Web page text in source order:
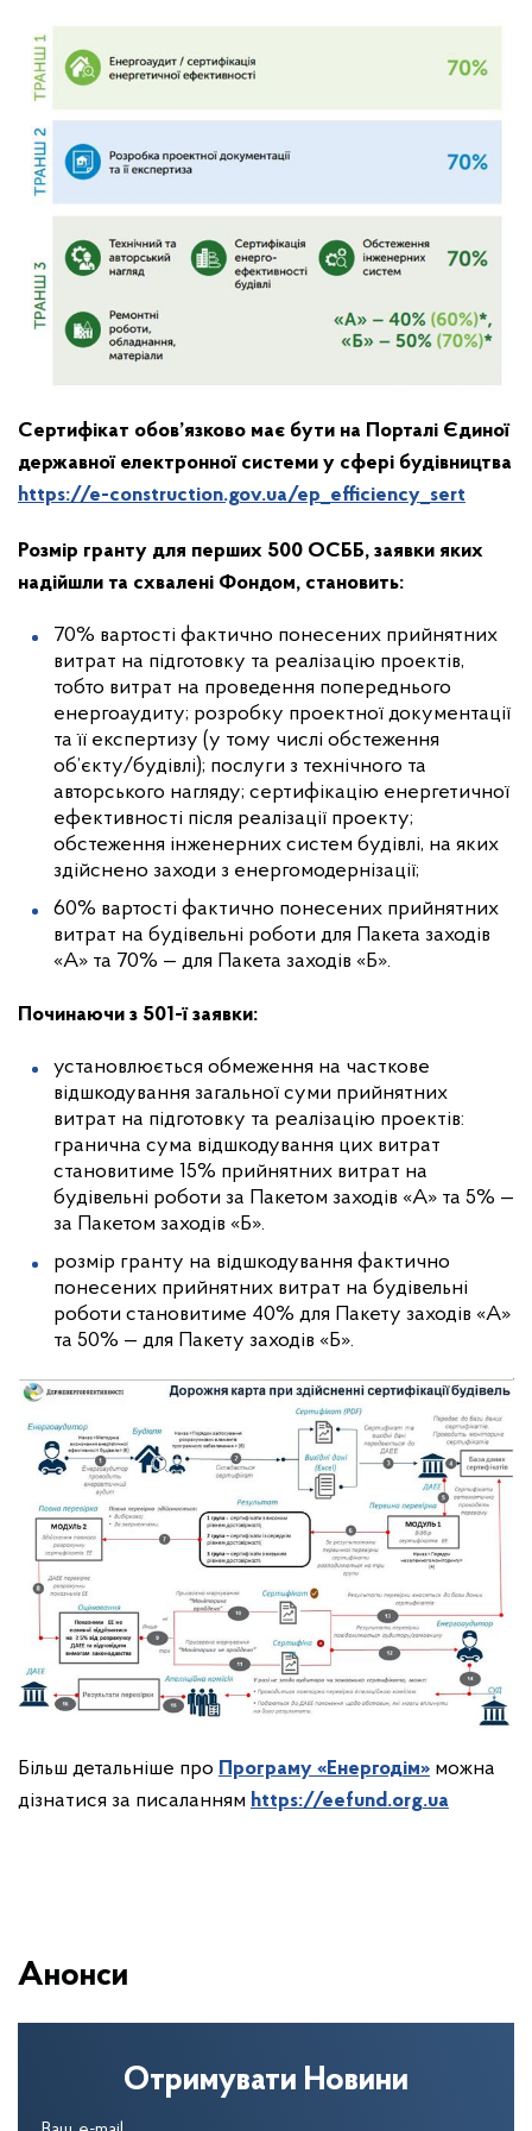
Сертифікат обов’язково має бути на Порталі Єдиної
державної електронної системи у сфері будівництва
https://e-construction.gov.ua/ep_efficiency_sert
Розмір гранту для перших 500 ОСББ, заявки яких
надійшли та схвалені Фондом, становить:
70% вартості фактично понесених прийнятних
витрат на підготовку та реалізацію проектів,
тобто витрат на проведення попереднього
енергоаудиту; розробку проектної документації
та її експертизу (у тому числі обстеження
об’єкту/будівлі); послуги з технічного та
авторського нагляду; сертифікацію енергетичної
ефективності після реалізації проекту;
обстеження інженерних систем будівлі, на яких
здійснено заходи з енергомодернізації;
60% вартості фактично понесених прийнятних
витрат на будівельні роботи для Пакета заходів
«А» та 70% — для Пакета заходів «Б».
Починаючи з 501-ї заявки:
установлюється обмеження на часткове
відшкодування загальної суми прийнятних
витрат на підготовку та реалізацію проектів:
гранична сума відшкодування цих витрат
становитиме 15% прийнятних витрат на
будівельні роботи за Пакетом заходів «А» та 5% —
за Пакетом заходів «Б».
розмір гранту на відшкодування фактично
понесених прийнятних витрат на будівельні
роботи становитиме 40% для Пакету заходів «А»
та 50% — для Пакету заходів «Б».
Більш детальніше про Програму «Енергодім» можна
дізнатися за писаланням https://eefund.org.ua
Анонси
Отримувати Новини